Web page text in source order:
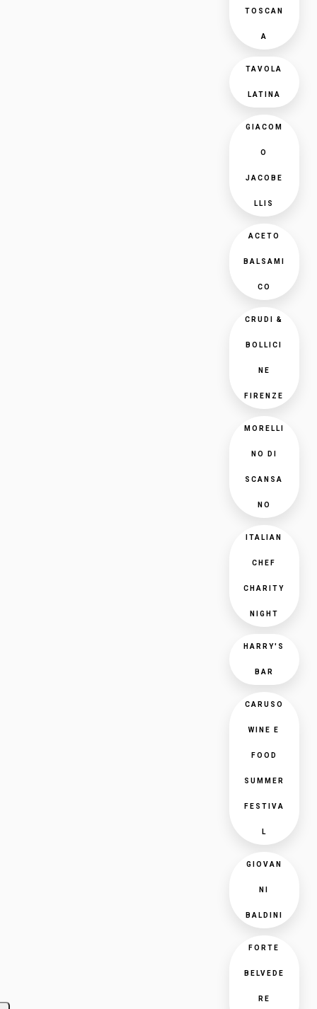
TOSCAN
A
TAVOLA
LATINA
GIACOM
O
JACOBE
LLIS
ACETO
BALSAMI
CO
CRUDI &
BOLLICI
NE
FIRENZE
MORELLI
NO DI
SCANSA
NO
ITALIAN
CHEF
CHARITY
NIGHT
HARRY'S
BAR
CARUSO
WINE E
FOOD
SUMMER
FESTIVA
L
GIOVAN
NI
BALDINI
FORTE
BELVEDE
RE